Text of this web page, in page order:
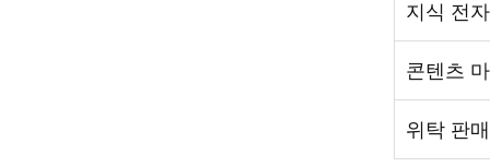
지식 전
콘텐츠
위탁 판